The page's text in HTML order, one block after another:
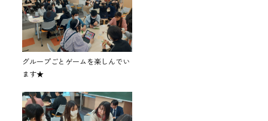
グループごとゲームを楽しんでい
ます★